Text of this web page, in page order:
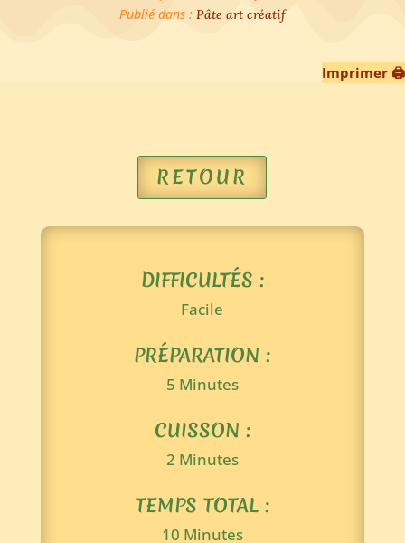
Publié dans : Pâte art créatif
Imprimer 🖨
RETOUR
DIFFICULTÉS :
Facile
PRÉPARATION :
5 Minutes
CUISSON :
2 Minutes
TEMPS TOTAL :
10 Minutes